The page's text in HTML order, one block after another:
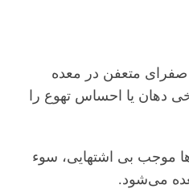
متعفن در معده
دهان یا احساس تهوع را
موجب بی‌ اشتهایی، سوء
می‌شود.